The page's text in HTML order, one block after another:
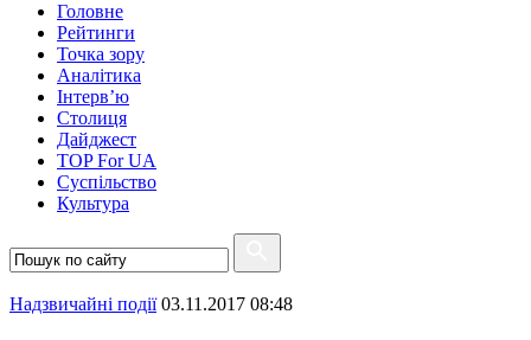
Головне
Рейтинги
Точка зору
Аналітика
Інтерв’ю
Столиця
Дайджест
TOP For UA
Суспiльство
Культура
Надзвичайні події 03.11.2017 08:48